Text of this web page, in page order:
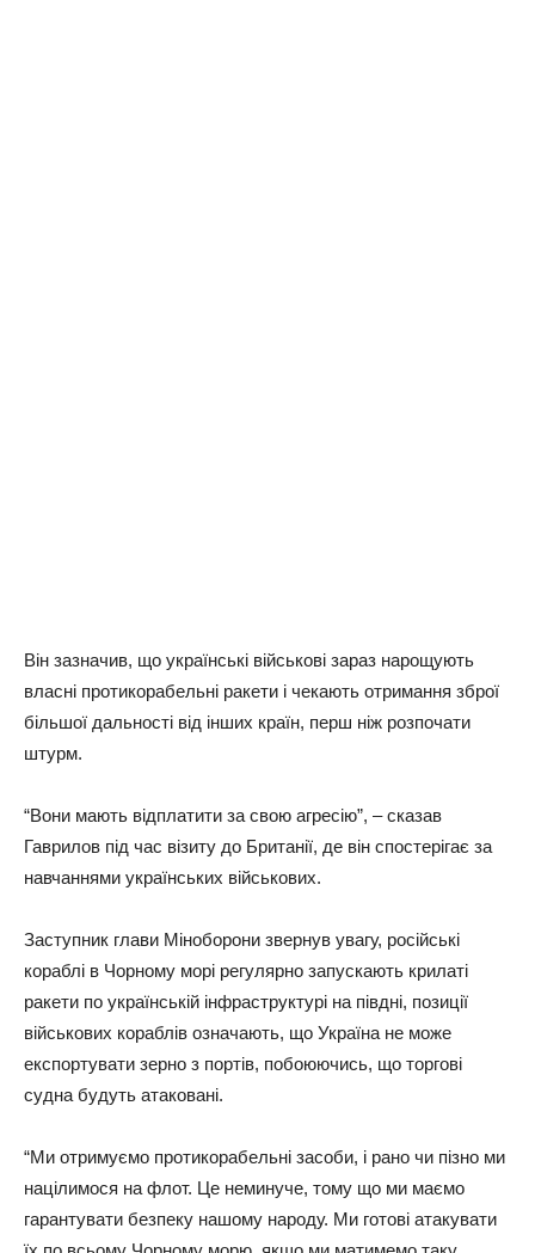
Він зазначив, що українські військові зараз нарощують
власні протикорабельні ракети і чекають отримання зброї
більшої дальності від інших країн, перш ніж розпочати
штурм.
“Вони мають відплатити за свою агресію”, – сказав
Гаврилов під час візиту до Британії, де він спостерігає за
навчаннями українських військових.
Заступник глави Міноборони звернув увагу, російські
кораблі в Чорному морі регулярно запускають крилаті
ракети по українській інфраструктурі на півдні, позиції
військових кораблів означають, що Україна не може
експортувати зерно з портів, побоюючись, що торгові
судна будуть атаковані.
“Ми отримуємо протикорабельні засоби, і рано чи пізно ми
націлимося на флот. Це неминуче, тому що ми маємо
гарантувати безпеку нашому народу. Ми готові атакувати